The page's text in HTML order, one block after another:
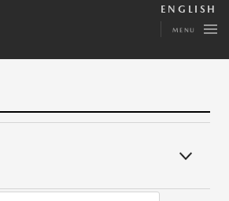
ENGLISH
MENU